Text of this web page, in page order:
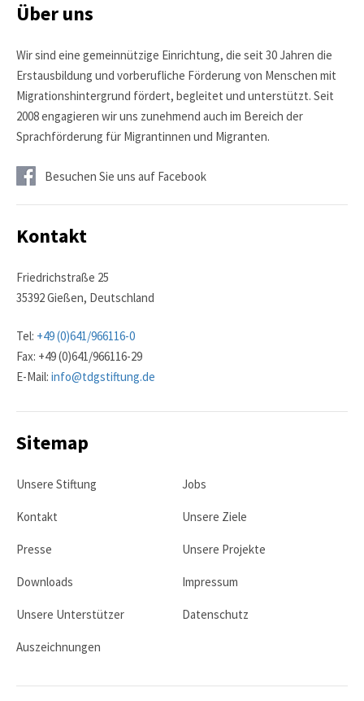
Über uns
Wir sind eine gemeinnützige Einrichtung, die seit 30 Jahren die
Erstausbildung und vorberufliche Förderung von Menschen mit
Migrationshintergrund fördert, begleitet und unterstützt. Seit
2008 engagieren wir uns zunehmend auch im Bereich der
Sprachförderung für Migrantinnen und Migranten.
Besuchen Sie uns auf Facebook
Kontakt
Friedrichstraße 25
35392 Gießen, Deutschland
Tel: +49 (0)641/966116-0
Fax: +49 (0)641/966116-29
E-Mail: info@tdgstiftung.de
Sitemap
Unsere Stiftung Jobs
Kontakt Unsere Ziele
Presse Unsere Projekte
Downloads Impressum
Unsere Unterstützer Datenschutz
Auszeichnungen